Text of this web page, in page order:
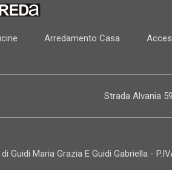
Arredamento Casa
Strada Alvania
Guidi Maria Grazia E Guidi Gabriella -